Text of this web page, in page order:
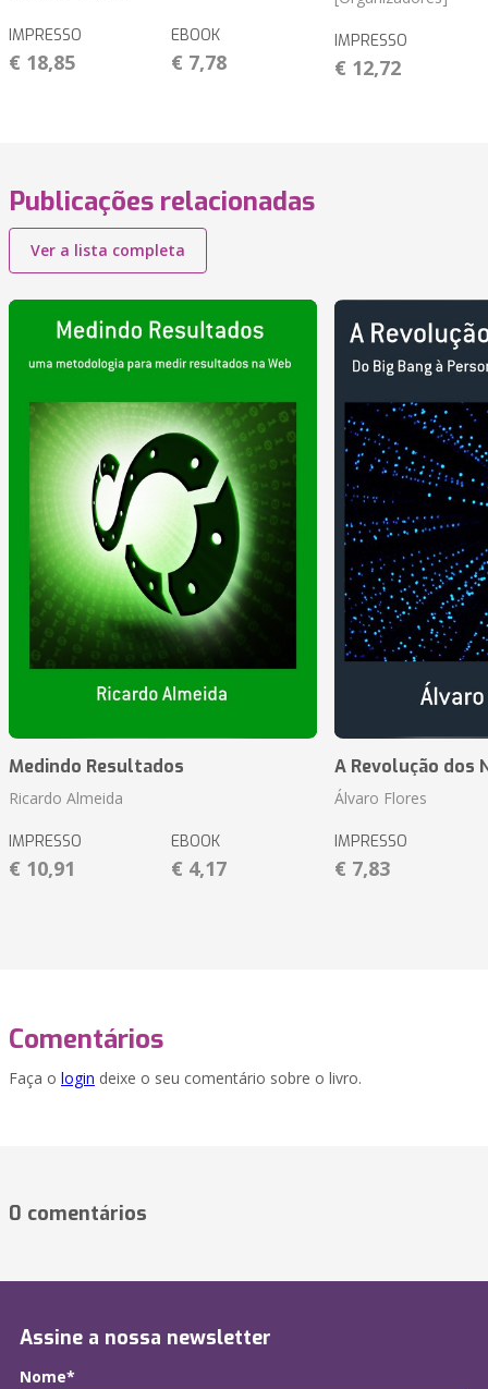
IMPRESSO
€ 18,85
EBOOK
€ 7,78
IMPRESSO
€ 12,72
Publicações relacionadas
Ver a lista completa
Medindo Resultados
Ricardo Almeida
IMPRESSO
€ 10,91
EBOOK
€ 4,17
A Revolução dos
Álvaro Flores
IMPRESSO
€ 7,83
Comentários
Faça o login deixe o seu comentário sobre o livro.
0 comentários
Assine a nossa newsletter
Nome*